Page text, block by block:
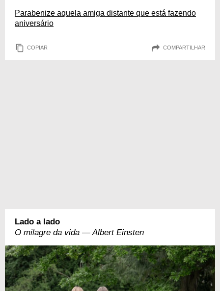
Parabenize aquela amiga distante que está fazendo
aniversário
COPIAR COMPARTILHAR
Lado a lado
O milagre da vida — Albert Einsten